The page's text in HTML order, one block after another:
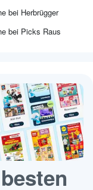
bei Herbrügger
bei Picks Raus